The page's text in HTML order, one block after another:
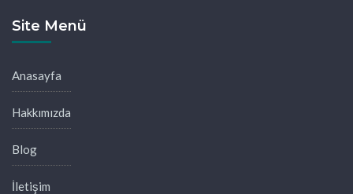
Site Menü
Anasayfa
Hakkımızda
Blog
İletişim